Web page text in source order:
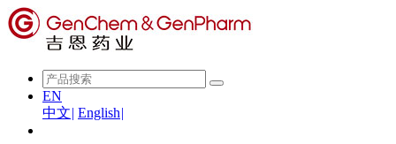
EN
中文| English|